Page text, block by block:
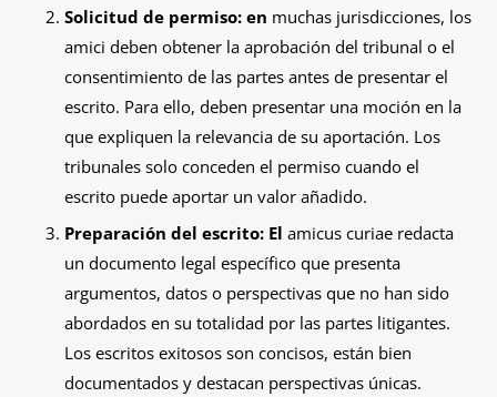
Solicitud de permiso: en muchas jurisdicciones, los
amici deben obtener la aprobación del tribunal o el
consentimiento de las partes antes de presentar el
escrito. Para ello, deben presentar una moción en la
que expliquen la relevancia de su aportación. Los
tribunales solo conceden el permiso cuando el
escrito puede aportar un valor añadido.
Preparación del escrito: Elamicus curiae redacta
un documento legal específico que presenta
argumentos, datos o perspectivas que no han sido
abordados en su totalidad por las partes litigantes.
Los escritos exitosos son concisos, están bien
documentados y destacan perspectivas únicas.